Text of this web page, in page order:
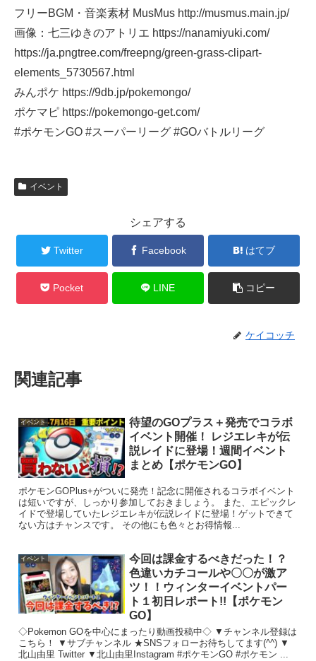
フリーBGM・音楽素材 MusMus http://musmus.main.jp/
画像：七三ゆきのアトリエ https://nanamiyuki.com/
https://ja.pngtree.com/freepng/green-grass-clipart-
elements_5730567.html
みんポケ https://9db.jp/pokemongo/
ポケマピ https://pokemongo-get.com/
#ポケモンGO #スーパーリーグ #GOバトルリーグ
イベント
シェアする
Twitter Facebook はてブ
Pocket LINE コピー
ケイコッチ
関連記事
イベント
待望のGOプラス＋発売でコラボ
イベント開催！ レジエレキが伝
説レイドに登場！週間イベント
まとめ【ポケモンGO】
ポケモンGOPlus+がついに発売！記念に開催されるコラボイベント
は短いですが、しっかり参加しておきましょう。 また、エピックレ
イドで登場していたレジエレキが伝説レイドに登場！ゲットできて
ない方はチャンスです。 その他にも色々とお得情報...
イベント
今回は課金するべきだった！？
色違いカチコールや〇〇が激ア
ツ！！ウィンターイベントパー
ト１初日レポート!!【ポケモン
GO】
◇Pokemon GOを中心にまったり動画投稿中◇ ▼チャンネル登録は
こちら！ ▼サブチャンネル ★SNSフォローお待ちしてます(^^) ▼
北山由里 Twitter ▼北山由里Instagram #ポケモンGO #ポケモン ...